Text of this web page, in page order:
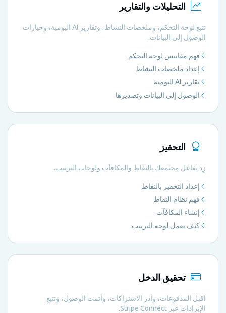
التحليلات والتقارير
تتبع لوحة التحكم، وملخصات النشاط، وتقارير AI اليومية، وخيارات
الوصول إلى البيانات.
فهم مقاييس لوحة التحكم
إعداد ملخصات النشاط
تقارير AI اليومية
الوصول إلى البيانات وتصديرها
التحفيز
زِد تفاعل مجتمعك بالنقاط والمكافآت ولوحات الترتيب.
إعداد التحفيز بالنقاط
فهم نظام النقاط
إنشاء المكافآت
كيف تعمل لوحة الترتيب
تحقيق الدخل
اقبل المدفوعات، وأدر الاشتراكات، وأتمت الوصول، وتتبع
الإيرادات عبر Stripe Connect.